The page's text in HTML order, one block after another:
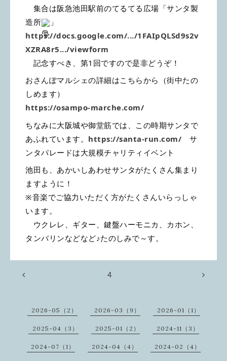
集合は阪急池田駅前のてるてる広場「サンタ製
造所
」
https://docs.google.com/.../1FAIpQLSd9s2v
XZRA8r5.../viewform
記念すべき、第1回ですので是非どうぞ！
おさんぽマルシェの詳細はこちらから（街中たの
しめます）
https://osampo-marche.com/
ちなみに大阪城や御堂筋では、この時期サンタで
あふれています。 https://santa-run.com/ サ
ンタパレードは大規模チャリティイベント
池田も、あかいしあわせサンタがたくさん集まり
ますように！
※音楽でご協力いただく方がたくさんいらっしゃ
います。
ウクレレ、ギター、鍵盤ハーモニカ、カホン、
タンバリンなどなど♪たのしみで～す。
4
2026-05（2） 2026-03（9） 2026-01（1）
2025-04（3） 2025-01（2） 2024-11（3）
2024-07（1） 2024-04（4） 2024-02（4）